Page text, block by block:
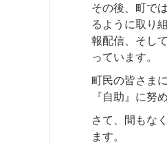
その後、町で
るように取り
報配信、そし
っています。
町民の皆さま
『自助』に努
さて、間もな
ます。